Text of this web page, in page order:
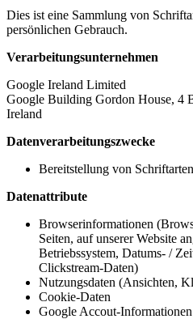
Dies ist eine Sammlung von
persönlichen Gebrauch.
Verarbeitungsunternehmen
Google Ireland Limited
Google Building Gordon House, 4
Ireland
Datenverarbeitungszwecke
Bereitstellung von Schriftarten
Datenattribute
Browserinformationen
Seiten, auf unserer Website
Betriebssystem, Datums- /
Clickstream-Daten)
Nutzungsdaten (Ansichten,
Cookie-Daten
Google Accout-